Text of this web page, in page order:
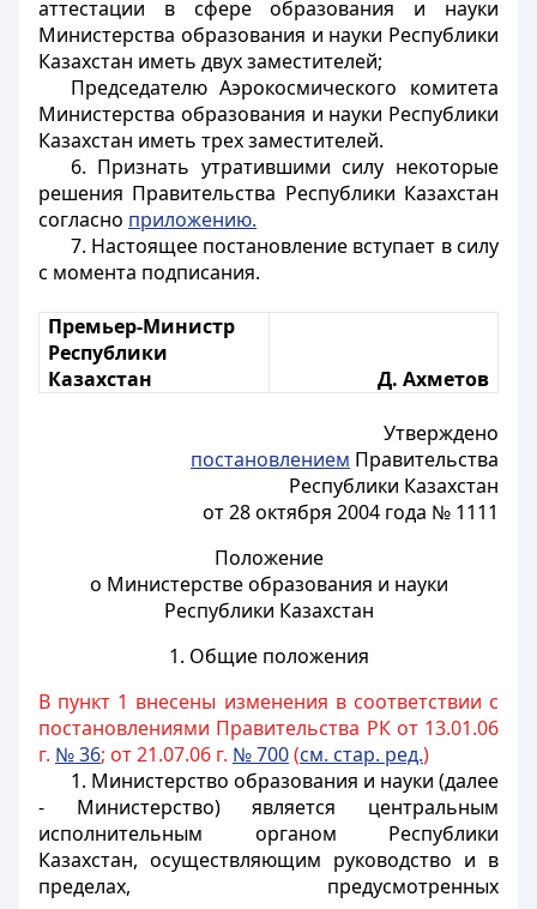
аттестации в сфере образования и науки
Министерства образования и науки Республики
Казахстан иметь двух заместителей;
Председателю Аэрокосмического комитета
Министерства образования и науки Республики
Казахстан иметь трех заместителей.
6. Признать утратившими силу некоторые
решения Правительства Республики Казахстан
согласно приложению.
7. Настоящее постановление вступает в силу
с момента подписания.
Премьер-Министр
Республики
Казахстан
Д. Ахметов
Утверждено
постановлением Правительства
Республики Казахстан
от 28 октября 2004 года № 1111
Положение
о Министерстве образования и науки
Республики Казахстан
1. Общие положения
В пункт 1 внесены изменения в соответствии с
постановлениями Правительства РК от 13.01.06
г. № 36; от 21.07.06 г. № 700(см. стар. ред.)
1. Министерство образования и науки (далее
- Министерство) является центральным
исполнительным органом Республики
Казахстан, осуществляющим руководство и в
пределах, предусмотренных